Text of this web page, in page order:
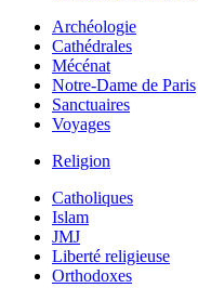
Archéologie
Cathédrales
Mécénat
Notre-Dame de Paris
Sanctuaires
Voyages
Religion
Catholiques
Islam
JMJ
Liberté religieuse
Orthodoxes